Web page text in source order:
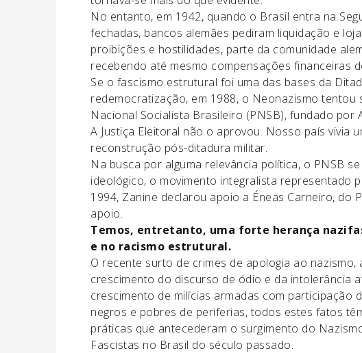
No entanto, em 1942, quando o Brasil entra na
fechadas, bancos alemães pediram liquidação e
proibições e hostilidades, parte da comunidade
recebendo até mesmo compensações financeiras
Se o fascismo estrutural foi uma das bases da
redemocratização, em 1988, o Neonazismo
Nacional Socialista Brasileiro (PNSB), fundado por
A Justiça Eleitoral não o aprovou. Nosso país vivia
reconstrução pós-ditadura militar.
Na busca por alguma relevância política, o PNSB
ideológico, o movimento integralista representado
1994, Zanine declarou apoio a Éneas Carneiro, do
apoio.
Temos, entretanto, uma forte herança
e no racismo estrutural.
O recente surto de crimes de apologia ao
crescimento do discurso de ódio e da intolerância
crescimento de milícias armadas com participação
negros e pobres de periferias, todos estes fatos
práticas que antecederam o surgimento do
Fascistas no Brasil do século passado.